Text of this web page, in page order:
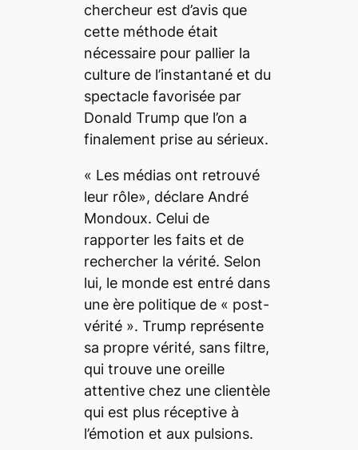
chercheur est d’avis que
cette méthode était
nécessaire pour pallier la
culture de l’instantané et du
spectacle favorisée par
Donald Trump que l’on a
finalement prise au sérieux.
« Les médias ont retrouvé
leur rôle», déclare André
Mondoux. Celui de
rapporter les faits et de
rechercher la vérité. Selon
lui, le monde est entré dans
une ère politique de « post-
vérité». Trump représente
sa propre vérité, sans filtre,
qui trouve une oreille
attentive chez une clientèle
qui est plus réceptive à
l’émotion et aux pulsions.